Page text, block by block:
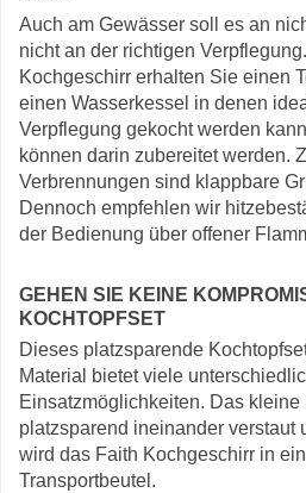
Auch am Gewässer soll es an
nicht an der richtigen
Kochgeschirr erhalten Sie einen
einen Wasserkessel in denen
Verpflegung gekocht werden
können darin zubereitet werden.
Verbrennungen sind klappbare
Dennoch empfehlen wir
der Bedienung über offener
GEHEN SIE KEINE
KOCHTOPFSET
Dieses platzsparende
Material bietet viele
Einsatzmöglichkeiten. Das kleine
platzsparend ineinander verstaut
wird das Faith Kochgeschirr in
Transportbeutel.